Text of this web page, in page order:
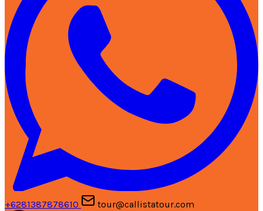
+6281387878610 tour@callistatour.com